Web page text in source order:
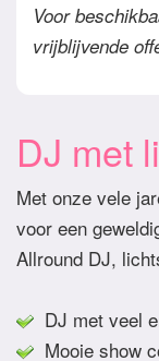
Voor
vrijblijvende
DJ met
Met onze vele
voor een
Allround DJ,
DJ met veel
Mooie show